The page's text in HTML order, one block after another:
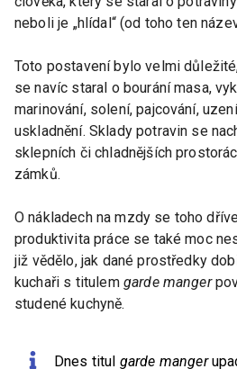
neboli je „hlídal“ (od toho ten
Toto postavení bylo velmi
se navíc staral o bourání masa,
marinování, solení, pajcování,
uskladnění. Sklady potravin se
sklepních či chladnějších
zámků.
O nákladech na mzdy se toho
produktivita práce se také moc
již vědělo, jak dané prostředky
kuchaři s titulem garde manger
studené kuchyně.
Dnes titul garde manger